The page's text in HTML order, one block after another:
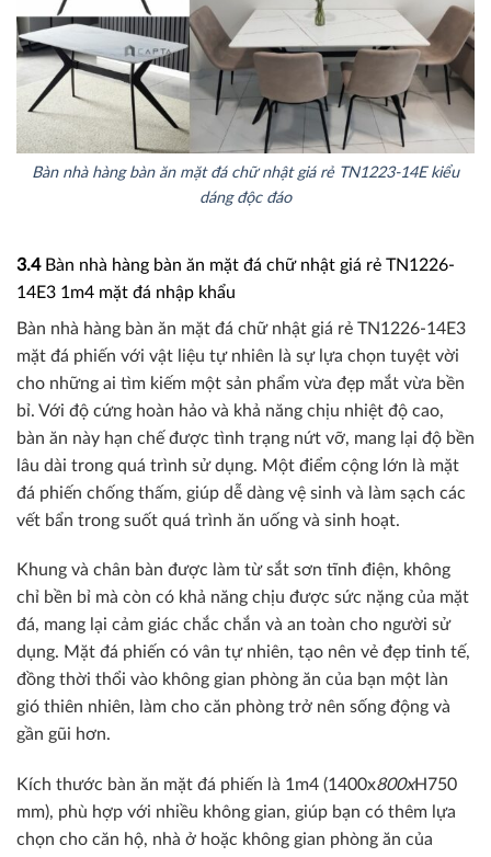
Bàn nhà hàng bàn ăn mặt đá chữ nhật giá rẻ TN1223-14E kiểu
dáng độc đáo
3.4 Bàn nhà hàng bàn ăn mặt đá chữ nhật giá rẻ TN1226-
14E3 1m4 mặt đá nhập khẩu
Bàn nhà hàng bàn ăn mặt đá chữ nhật giá rẻ TN1226-14E3
mặt đá phiến với vật liệu tự nhiên là sự lựa chọn tuyệt vời
cho những ai tìm kiếm một sản phẩm vừa đẹp mắt vừa bền
bỉ. Với độ cứng hoàn hảo và khả năng chịu nhiệt độ cao,
bàn ăn này hạn chế được tình trạng nứt vỡ, mang lại độ bền
lâu dài trong quá trình sử dụng. Một điểm cộng lớn là mặt
đá phiến chống thấm, giúp dễ dàng vệ sinh và làm sạch các
vết bẩn trong suốt quá trình ăn uống và sinh hoạt.
Khung và chân bàn được làm từ sắt sơn tĩnh điện, không
chỉ bền bỉ mà còn có khả năng chịu được sức nặng của mặt
đá, mang lại cảm giác chắc chắn và an toàn cho người sử
dụng. Mặt đá phiến có vân tự nhiên, tạo nên vẻ đẹp tinh tế,
đồng thời thổi vào không gian phòng ăn của bạn một làn
gió thiên nhiên, làm cho căn phòng trở nên sống động và
gần gũi hơn.
Kích thước bàn ăn mặt đá phiến là 1m4 (1400x800xH750
mm), phù hợp với nhiều không gian, giúp bạn có thêm lựa
chọn cho căn hộ, nhà ở hoặc không gian phòng ăn của